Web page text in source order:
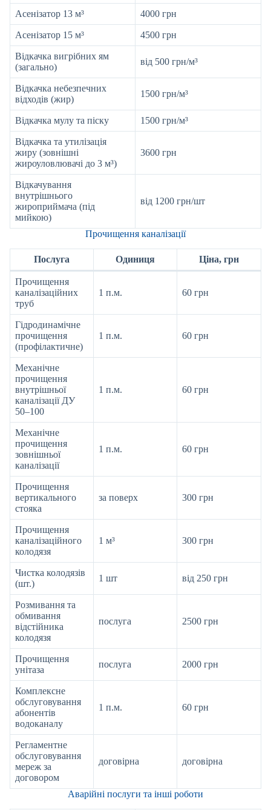
Асенізатор 13 м³ 4000 грн
Асенізатор 15 м³ 4500 грн
Відкачка вигрібних ям
(загально)
від 500 грн/м³
Відкачка небезпечних
відходів (жир)
1500 грн/м³
Відкачка мулу та піску 1500 грн/м³
Відкачка та утилізація
жиру (зовнішні
жироуловлювачі до 3 м³)
3600 грн
Відкачування
внутрішнього
жироприймача (під
мийкою)
від 1200 грн/шт
Прочищення каналізації
Послуга Одиниця Ціна, грн
Прочищення
каналізаційних
труб
1 п.м. 60 грн
Гідродинамічне
прочищення
(профілактичне)
1 п.м. 60 грн
Механічне
прочищення
внутрішньої
каналізації ДУ
50–100
1 п.м. 60 грн
Механічне
прочищення
зовнішньої
каналізації
1 п.м. 60 грн
Прочищення
вертикального
стояка
за поверх 300 грн
Прочищення
каналізаційного
колодязя
1 м³ 300 грн
Чистка колодязів
(шт.)
1 шт від 250 грн
Розмивання та
обмивання
відстійника
колодязя
послуга 2500 грн
Прочищення
унітаза
послуга 2000 грн
Комплексне
обслуговування
абонентів
водоканалу
1 п.м. 60 грн
Регламентне
обслуговування
мереж за
договором
договірна договірна
Аварійні послуги та інші роботи